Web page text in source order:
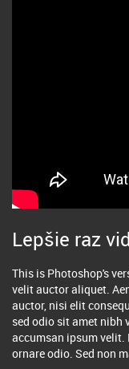
Lepšie raz
This is Photoshop's
velit auctor aliquet.
auctor, nisi elit
sed odio sit amet nibh
accumsan ipsum
ornare odio. Sed non